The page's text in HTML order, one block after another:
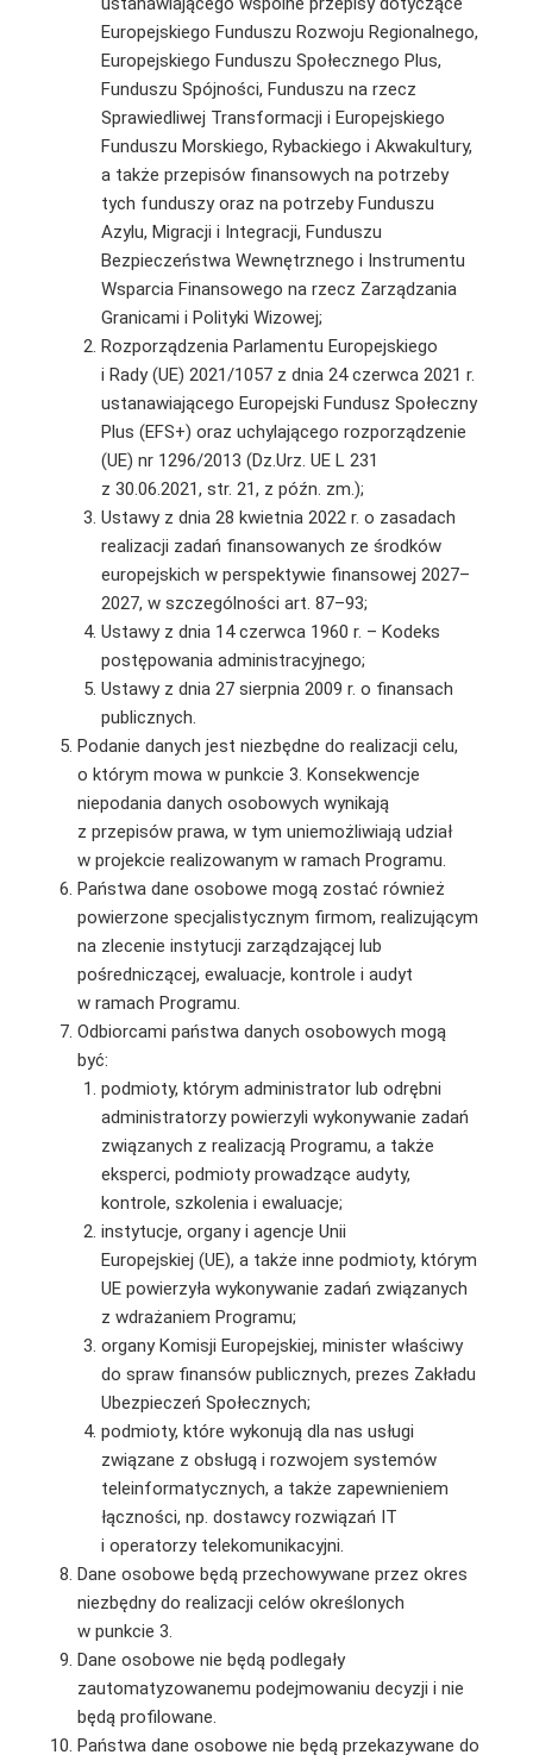
Europejskiego Funduszu Rozwoju Regionalnego,
Europejskiego Funduszu Społecznego Plus,
Funduszu Spójności, Funduszu na rzecz
Sprawiedliwej Transformacji i Europejskiego
Funduszu Morskiego, Rybackiego i Akwakultury,
a także przepisów finansowych na potrzeby
tych funduszy oraz na potrzeby Funduszu
Azylu, Migracji i Integracji, Funduszu
Bezpieczeństwa Wewnętrznego i Instrumentu
Wsparcia Finansowego na rzecz Zarządzania
Granicami i Polityki Wizowej;
Rozporządzenia Parlamentu Europejskiego
i Rady (UE) 2021/1057 z dnia 24 czerwca 2021 r.
ustanawiającego Europejski Fundusz Społeczny
Plus (EFS+) oraz uchylającego rozporządzenie
(UE) nr 1296/2013 (Dz.Urz. UE L 231
z 30.06.2021, str. 21, z późn. zm.);
Ustawy z dnia 28 kwietnia 2022 r. o zasadach
realizacji zadań finansowanych ze środków
europejskich w perspektywie finansowej 2027–
2027, w szczególności art. 87–93;
Ustawy z dnia 14 czerwca 1960 r. – Kodeks
postępowania administracyjnego;
Ustawy z dnia 27 sierpnia 2009 r. o finansach
publicznych.
Podanie danych jest niezbędne do realizacji celu,
o którym mowa w punkcie 3. Konsekwencje
niepodania danych osobowych wynikają
z przepisów prawa, w tym uniemożliwiają udział
w projekcie realizowanym w ramach Programu.
Państwa dane osobowe mogą zostać również
powierzone specjalistycznym firmom, realizującym
na zlecenie instytucji zarządzającej lub
pośredniczącej, ewaluacje, kontrole i audyt
w ramach Programu.
Odbiorcami państwa danych osobowych mogą
być:
podmioty, którym administrator lub odrębni
administratorzy powierzyli wykonywanie zadań
związanych z realizacją Programu, a także
eksperci, podmioty prowadzące audyty,
kontrole, szkolenia i ewaluacje;
instytucje, organy i agencje Unii
Europejskiej (UE), a także inne podmioty, którym
UE powierzyła wykonywanie zadań związanych
z wdrażaniem Programu;
organy Komisji Europejskiej, minister właściwy
do spraw finansów publicznych, prezes Zakładu
Ubezpieczeń Społecznych;
podmioty, które wykonują dla nas usługi
związane z obsługą i rozwojem systemów
teleinformatycznych, a także zapewnieniem
łączności, np. dostawcy rozwiązań IT
i operatorzy telekomunikacyjni.
Dane osobowe będą przechowywane przez okres
niezbędny do realizacji celów określonych
w punkcie 3.
Dane osobowe nie będą podlegały
zautomatyzowanemu podejmowaniu decyzji i nie
będą profilowane.
Państwa dane osobowe nie będą przekazywane do